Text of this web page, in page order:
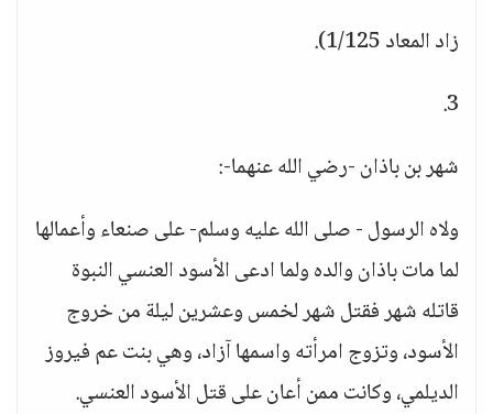
زاد المعاد 1/125).
3.
شهر بن باذان -رضي الله عنهما-:
ولاه الرسول - صلى الله عليه وسلم- على صنعاء وأعمالها
لما مات باذان والده ولما ادعى الأسود العنسي النبوة
قاتله شهر فقتل شهر لخمس وعشرين ليلة من خروج
الأسود، وتزوج امرأته واسمها آزاد، وهي بنت عم فيروز
الديلمي، وكانت ممن أعان على قتل الأسود العنسي.